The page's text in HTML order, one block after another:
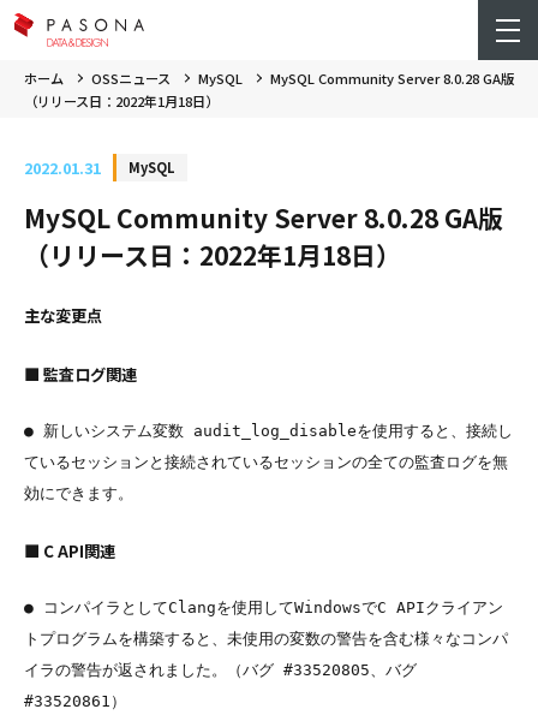
ホーム OSSニュース MySQL
MySQL Community Server 8.0.28 GA版
（リリース日：2022年1月18日）
2022.01.31 MySQL
MySQL Community Server 8.0.28 GA版
（リリース日：2022年1月18日）
主な変更点
■ 監査ログ関連
● 新しいシステム変数 audit_log_disableを使用すると、接続し
ているセッションと接続されているセッションの全ての監査ログを無
■ C API関連
● コンパイラとしてClangを使用してWindowsでC APIクライアン
トプログラムを構築すると、未使用の変数の警告を含む様々なコンパ
イラの警告が返されました。（バグ #33520805、バグ